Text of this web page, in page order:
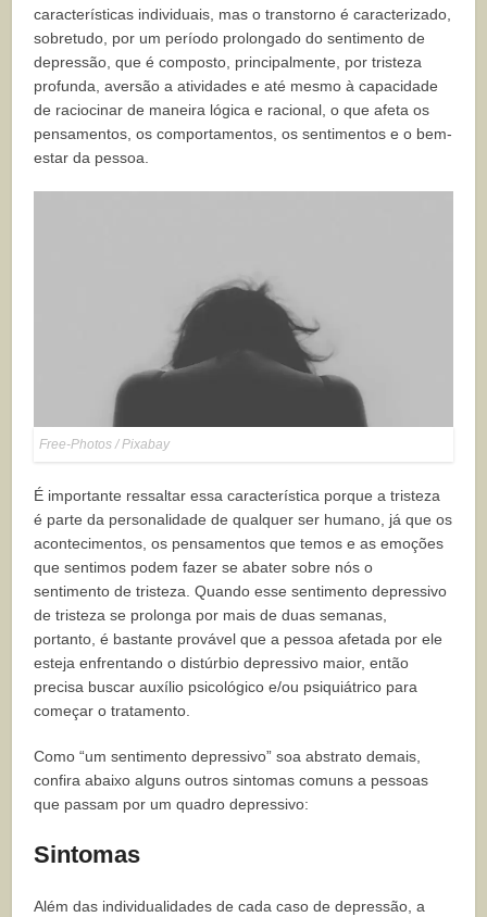
características individuais, mas o transtorno é caracterizado,
sobretudo, por um período prolongado do sentimento de
depressão, que é composto, principalmente, por tristeza
profunda, aversão a atividades e até mesmo à capacidade
de raciocinar de maneira lógica e racional, o que afeta os
pensamentos, os comportamentos, os sentimentos e o bem-
estar da pessoa.
Free-Photos / Pixabay
É importante ressaltar essa característica porque a tristeza
é parte da personalidade de qualquer ser humano, já que os
acontecimentos, os pensamentos que temos e as emoções
que sentimos podem fazer se abater sobre nós o
sentimento de tristeza. Quando esse sentimento depressivo
de tristeza se prolonga por mais de duas semanas,
portanto, é bastante provável que a pessoa afetada por ele
esteja enfrentando o distúrbio depressivo maior, então
precisa buscar auxílio psicológico e/ou psiquiátrico para
começar o tratamento.
Como “um sentimento depressivo” soa abstrato demais,
confira abaixo alguns outros sintomas comuns a pessoas
que passam por um quadro depressivo:
Sintomas
Além das individualidades de cada caso de depressão, a